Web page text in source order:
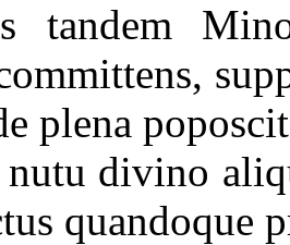
tandem
plena
divino
quandoque